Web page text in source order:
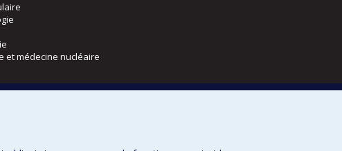
et médecine nucléaire